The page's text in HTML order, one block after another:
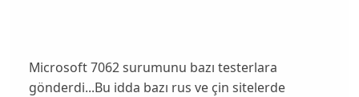
Microsoft 7062 surumunu bazı testerlara
gönderdi...Bu idda bazı rus ve çin sitelerde